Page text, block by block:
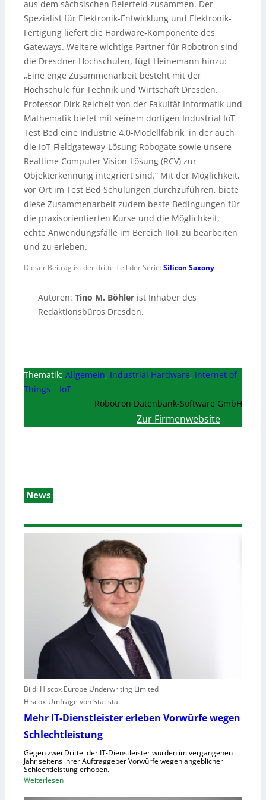
aus dem sächsischen Beierfeld zusammen. Der
Spezialist für Elektronik-Entwicklung und Elektronik-
Fertigung liefert die Hardware-Komponente des
Gateways. Weitere wichtige Partner für Robotron sind
die Dresdner Hochschulen, fügt Heinemann hinzu:
„Eine enge Zusammenarbeit besteht mit der
Hochschule für Technik und Wirtschaft Dresden.
Professor Dirk Reichelt von der Fakultät Informatik und
Mathematik bietet mit seinem dortigen Industrial IoT
Test Bed eine Industrie 4.0-Modellfabrik, in der auch
die IoT-Fieldgateway-Lösung Robogate sowie unsere
Realtime Computer Vision-Lösung (RCV) zur
Objekterkennung integriert sind.“ Mit der Möglichkeit,
vor Ort im Test Bed Schulungen durchzuführen, biete
diese Zusammenarbeit zudem beste Bedingungen für
die praxisorientierten Kurse und die Möglichkeit,
echte Anwendungsfälle im Bereich IIoT zu bearbeiten
und zu erleben.
Dieser Beitrag ist der dritte Teil der Serie: Silicon Saxony
Autoren: Tino M. Böhler ist Inhaber des
Redaktionsbüros Dresden.
Thematik: Allgemein, Industrial Hardware, Internet of
Things – IoT
Robotron Datenbank-Software GmbH
Zur Firmenwebsite
News
Bild: Hiscox Europe Underwriting Limited
Hiscox-Umfrage von Statista:
Mehr IT-Dienstleister erleben Vorwürfe wegen
Schlechtleistung
Gegen zwei Drittel der IT-Dienstleister wurden im vergangenen
Jahr seitens ihrer Auftraggeber Vorwürfe wegen angeblicher
Schlechtleistung erhoben.
Weiterlesen: